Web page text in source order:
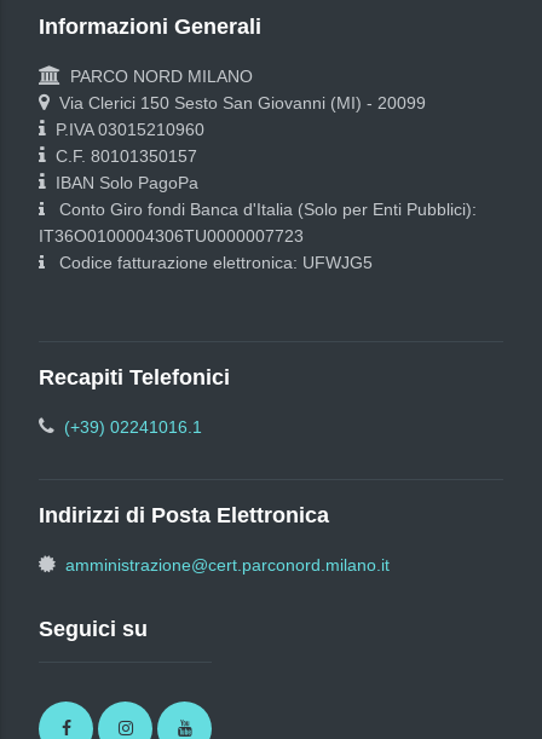
Informazioni Generali
PARCO NORD MILANO
Via Clerici 150 Sesto San Giovanni (MI) - 20099
P.IVA 03015210960
C.F. 80101350157
IBAN Solo PagoPa
Conto Giro fondi Banca d'Italia (Solo per Enti Pubblici):
IT36O0100004306TU0000007723
Codice fatturazione elettronica: UFWJG5
Recapiti Telefonici
(+39) 02241016.1
Indirizzi di Posta Elettronica
amministrazione@cert.parconord.milano.it
Seguici su
FacebookInstagramYoutube